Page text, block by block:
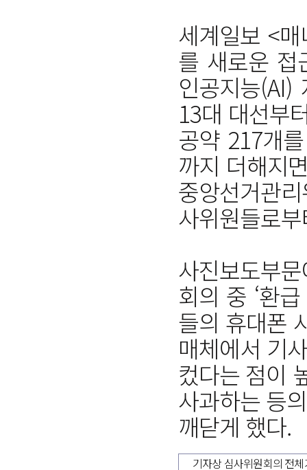
세계일보 <
를 새로운 접
인공지능
13대 대선부
공약 217개
까지 더해지
중앙선거관
사위원들로
사진보도부
회의 중 ‘환
들의 휴대폰
매체에서 기
컸다는 점이
사과하는 등
깨닫게 했다.
기자상 심사위원회의 전